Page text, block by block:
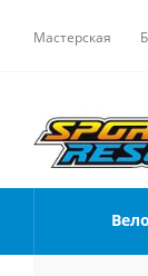
Мастерская